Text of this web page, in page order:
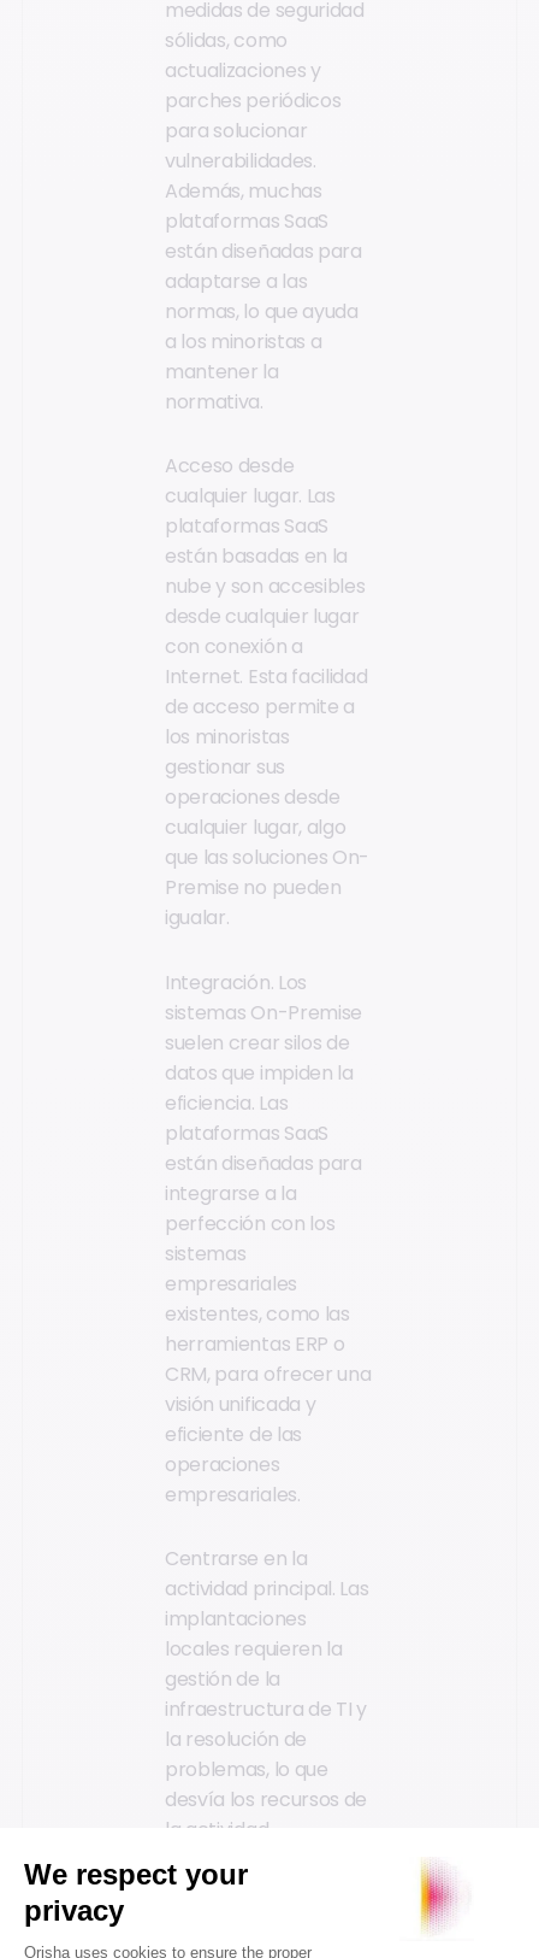
medidas de seguridad
sólidas, como
actualizaciones y
parches periódicos
para solucionar
vulnerabilidades.
Además, muchas
plataformas SaaS
están diseñadas para
adaptarse a las
normas, lo que ayuda
a los minoristas a
mantener la
normativa.
Acceso desde
cualquier lugar. Las
plataformas SaaS
están basadas en la
nube y son accesibles
desde cualquier lugar
con conexión a
Internet. Esta facilidad
de acceso permite a
los minoristas
gestionar sus
operaciones desde
cualquier lugar, algo
que las soluciones On-
Premise no pueden
igualar.
Integración. Los
sistemas On-Premise
suelen crear silos de
datos que impiden la
eficiencia. Las
plataformas SaaS
están diseñadas para
integrarse a la
perfección con los
sistemas
empresariales
existentes, como las
herramientas ERP o
CRM, para ofrecer una
visión unificada y
eficiente de las
operaciones
empresariales.
Centrarse en la
actividad principal. Las
implantaciones
locales requieren la
gestión de la
infraestructura de TI y
la resolución de
problemas, lo que
desvía los recursos de
la actividad
empresarial principal.
Las plataformas SaaS
que permite a los